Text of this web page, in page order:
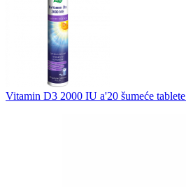
Vitamin D3 2000 IU a'20 šumeće tablete